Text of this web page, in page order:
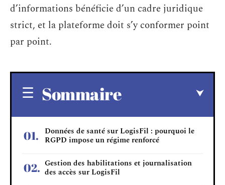
d’informations bénéficie d’un cadre juridique
strict, et la plateforme doit s’y conformer point
par point.
Sommaire
Données de santé sur LogisFil : pourquoi le
RGPD impose un régime renforcé
Gestion des habilitations et journalisation
des accès sur LogisFil